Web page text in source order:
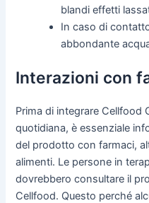
blandi effetti
In caso di
abbondante
Interazioni con
Prima di integrare Cellfood
quotidiana, è essenziale
del prodotto con farmaci,
alimenti. Le persone in
dovrebbero consultare il
Cellfood. Questo perché